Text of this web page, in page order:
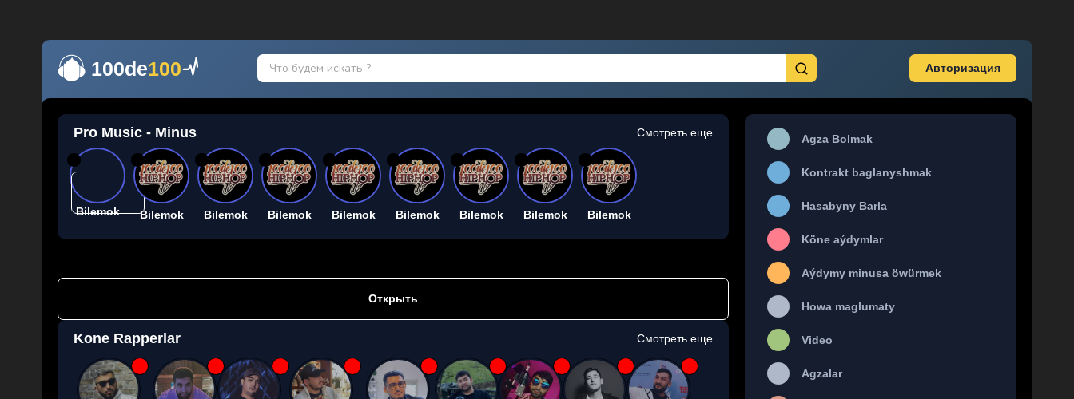
100de100 Авторизация
Pro Music - Minus Смотреть еще
Bilemok Bilemok Bilemok Bilemok Bilemok Bilemok Bilemok Bilemok Bilemok
Открыть
Kone Rapperlar Смотреть еще
Agza Bolmak
Kontrakt baglanyshmak
Hasabyny Barla
Köne aýdymlar
Aýdymy minusa öwürmek
Howa maglumaty
Video
Agzalar